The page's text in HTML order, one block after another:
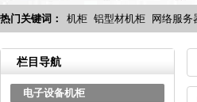
热门关键词： 机柜 铝型材机柜 网络服务
栏目导航
电子设备机柜